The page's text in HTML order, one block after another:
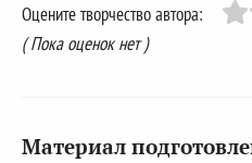
Оцените творчество автора:
( Пока оценок нет )
Материал